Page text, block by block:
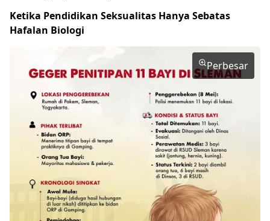
Ketika Pendidikan Seksualitas Hanya Sebatas
Hafalan Biologi
Perbesar